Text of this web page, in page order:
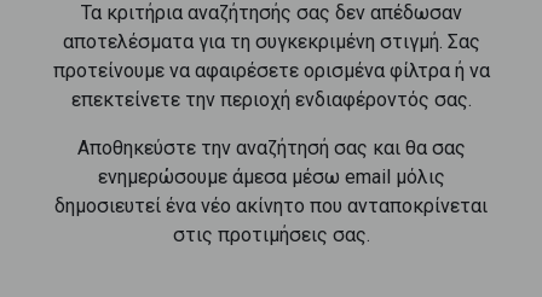
Τα κριτήρια αναζήτησής σας δεν απέδωσαν
αποτελέσματα για τη συγκεκριμένη στιγμή. Σας
προτείνουμε να αφαιρέσετε ορισμένα φίλτρα ή να
επεκτείνετε την περιοχή ενδιαφέροντός σας.
Αποθηκεύστε την αναζήτησή σας και θα σας
ενημερώσουμε άμεσα μέσω email μόλις
δημοσιευτεί ένα νέο ακίνητο που ανταποκρίνεται
στις προτιμήσεις σας.